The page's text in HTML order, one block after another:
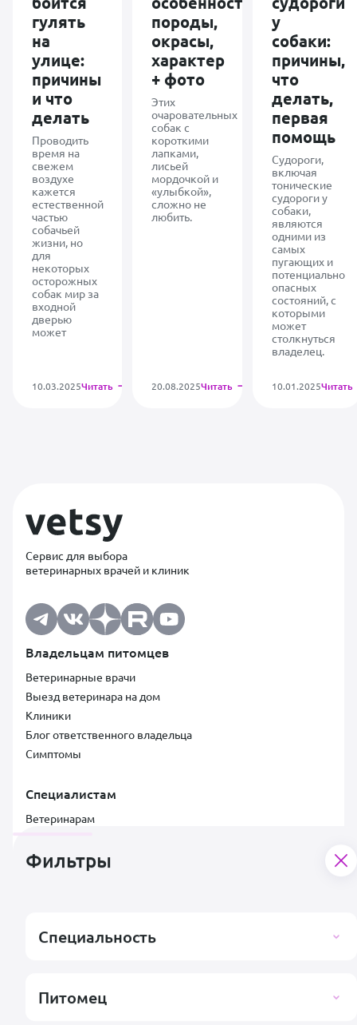
Фильтры
Специальность
Питомец
гулять
на
улице:
причины
и что
делать
Проводить
время на
свежем
воздухе
кажется
естественной
частью
собачьей
жизни, но
для
некоторых
осторожных
собак мир за
входной
дверью
может
10.03.2025Читать
породы,
окрасы,
характер
+ фото
Этих
очаровательных
собак с
короткими
лапками,
лисьей
мордочкой и
«улыбкой»,
сложно не
любить.
20.08.2025Читать
у
собаки:
причины,
что
делать,
первая
помощь
Судороги,
включая
тонические
судороги у
собаки,
являются
одними из
самых
пугающих и
потенциально
опасных
состояний, с
которыми
может
столкнуться
владелец.
10.01.2025Читать
Сервис для выбора
ветеринарных врачей и клиник
Владельцам питомцев
Ветеринарные врачи
Выезд ветеринара на дом
Клиники
Блог ответственного владельца
Симптомы
Специалистам
Ветеринарам
Документы
Условия для специалистов и клиник
Правила публикации отзывов
Контакты